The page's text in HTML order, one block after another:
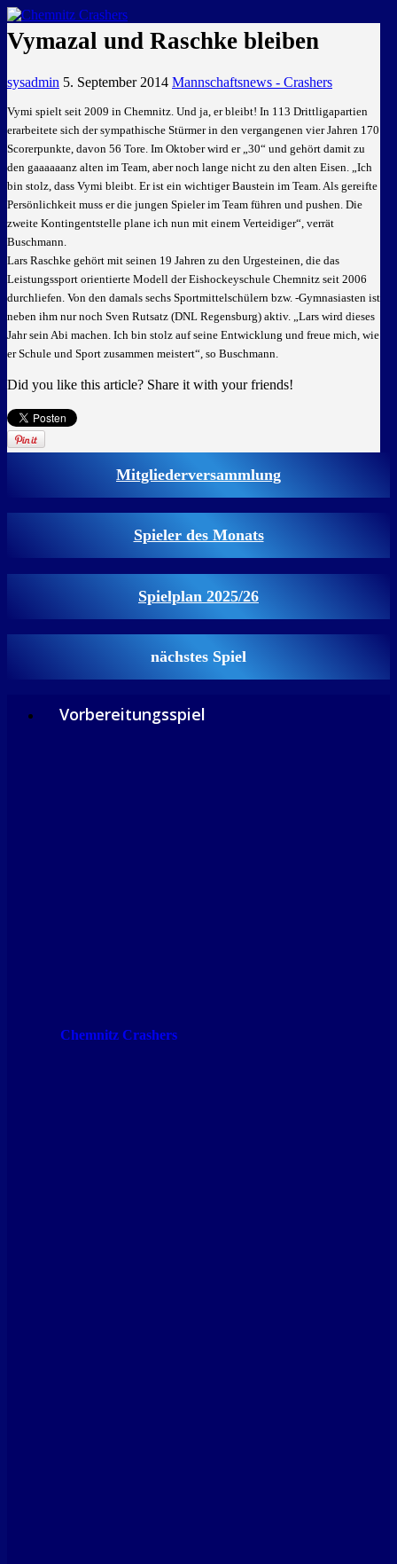
GEMEINSAM EINE LEIDENSCHAFT
Vymazal und Raschke bleiben
sysadmin 5. September 2014 Mannschaftsnews - Crashers
Vymi spielt seit 2009 in Chemnitz. Und ja, er bleibt! In 113 Drittligapartien
erarbeitete sich der sympathische Stürmer in den vergangenen vier Jahren 170
Scorerpunkte, davon 56 Tore. Im Oktober wird er „30“ und gehört damit zu
den gaaaaaanz alten im Team, aber noch lange nicht zu den alten Eisen. „Ich
bin stolz, dass Vymi bleibt. Er ist ein wichtiger Baustein im Team.Als gereifte
Persönlichkeit muss er die jungen Spieler im Team führen und pushen. Die
zweite Kontingentstelle plane ich nun mit einem Verteidiger“, verrät
Buschmann.
Lars Raschke gehört mit seinen 19 Jahren zu den Urgesteinen, die das
Leistungssport orientierte Modell der Eishockeyschule Chemnitz seit 2006
durchliefen. Von den damals sechs Sportmittelschülern bzw. -Gymnasiasten ist
neben ihm nur noch Sven Rutsatz (DNL Regensburg) aktiv. „Lars wird dieses
Jahr sein Abi machen. Ich bin stolz auf seine Entwicklung und freue mich, wie
er Schule und Sport zusammen meistert“, so Buschmann.
Did you like this article? Share it with your friends!
Mitgliederversammlung
Spieler des Monats
Spielplan 2025/26
nächstes Spiel
Vorbereitungsspiel
Chemnitz Crashers